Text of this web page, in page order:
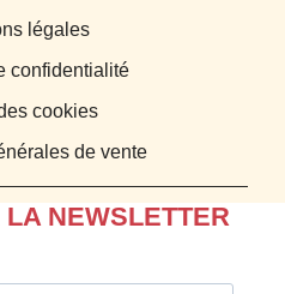
légales
confidentialité
cookies
de vente
NEWSLETTER